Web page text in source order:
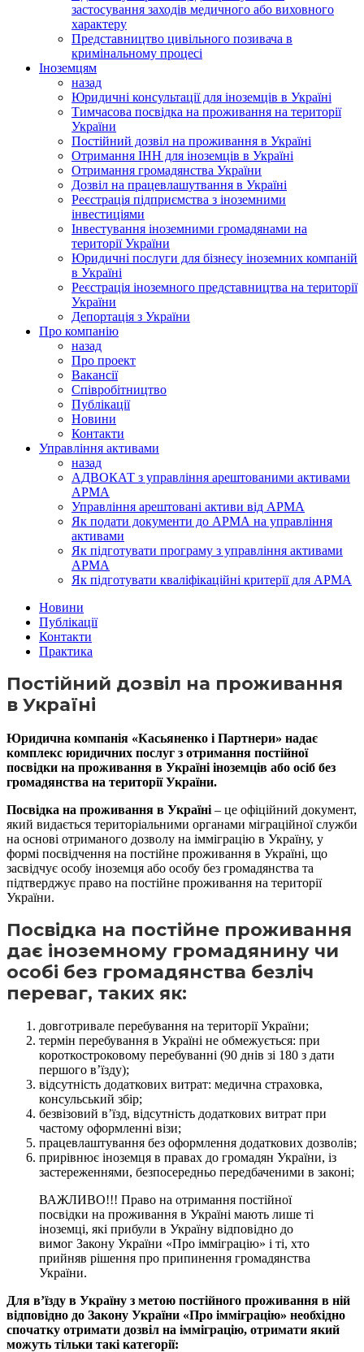
застосування заходів медичного або виховного
характеру
Представництво цивільного позивача в
кримінальному процесі
Іноземцям
назад
Юридичні консультації для іноземців в Україні
Тимчасова посвідка на проживання на території
України
Постійний дозвіл на проживання в Україні
Отримання ІНН для іноземців в Україні
Отримання громадянства України
Дозвіл на працевлашутвання в Україні
Реєстрація підприємства з іноземними
інвестиціями
Інвестування іноземними громадянами на
території України
Юридичні послуги для бізнесу іноземних компаній
в Україні
Реєстрація іноземного представництва на території
України
Депортація з України
Про компанію
назад
Про проект
Вакансії
Співробітництво
Публікації
Новини
Контакти
Управління активами
назад
АДВОКАТ з управління арештованими активами
АРМА
Управління арештовані активи від АРМА
Як подати документи до АРМА на управління
активами
Як підготувати програму з управління активами
АРМА
Як підготувати кваліфікаційні критерії для АРМА
Новини
Публікації
Контакти
Практика
Постійний дозвіл на проживання
в Україні
Юридична компанія «Касьяненко і Партнери» надає
комплекс юридичних послуг з отримання постійної
посвідки на проживання в Україні іноземців або осіб без
громадянства на території України.
Посвідка на проживання в Україні – це офіційний документ,
який видається територіальними органами міграційної служби
на основі отриманого дозволу на імміграцію в Україну, у
формі посвідчення на постійне проживання в Україні, що
засвідчує особу іноземця або особу без громадянства та
підтверджує право на постійне проживання на території
України.
Посвідка на постійне проживання
дає іноземному громадянину чи
особі без громадянства безліч
переваг, таких як:
довготривале перебування на території України;
термін перебування в Україні не обмежується: при
короткостроковому перебуванні (90 днів зі 180 з дати
першого в’їзду);
відсутність додаткових витрат: медична страховка,
консульський збір;
безвізовий в’їзд, відсутність додаткових витрат при
частому оформленні візи;
працевлаштування без оформлення додаткових дозволів;
прирівнює іноземця в правах до громадян України, із
застереженнями, безпосередньо передбаченими в законі;
ВАЖЛИВО!!! Право на отримання постійної
посвідки на проживання в Україні мають лише ті
іноземці, які прибули в Україну відповідно до
вимог Закону України «Про імміграцію» і ті, хто
прийняв рішення про припинення громадянства
України.
Для в’їзду в Україну з метою постійного проживання в ній
відповідно до Закону України «Про імміграцію» необхідно
спочатку отримати дозвіл на імміграцію, отримати який
можуть тільки такі категорії: